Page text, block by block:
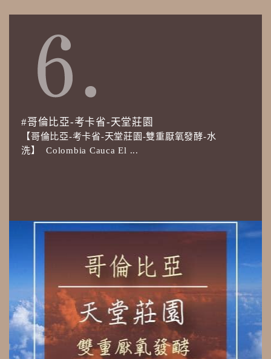
#哥倫比亞-考卡省-天堂莊園
【哥倫比亞-考卡省-天堂莊園-雙重厭氧發酵-水
洗】 Colombia Cauca El ...